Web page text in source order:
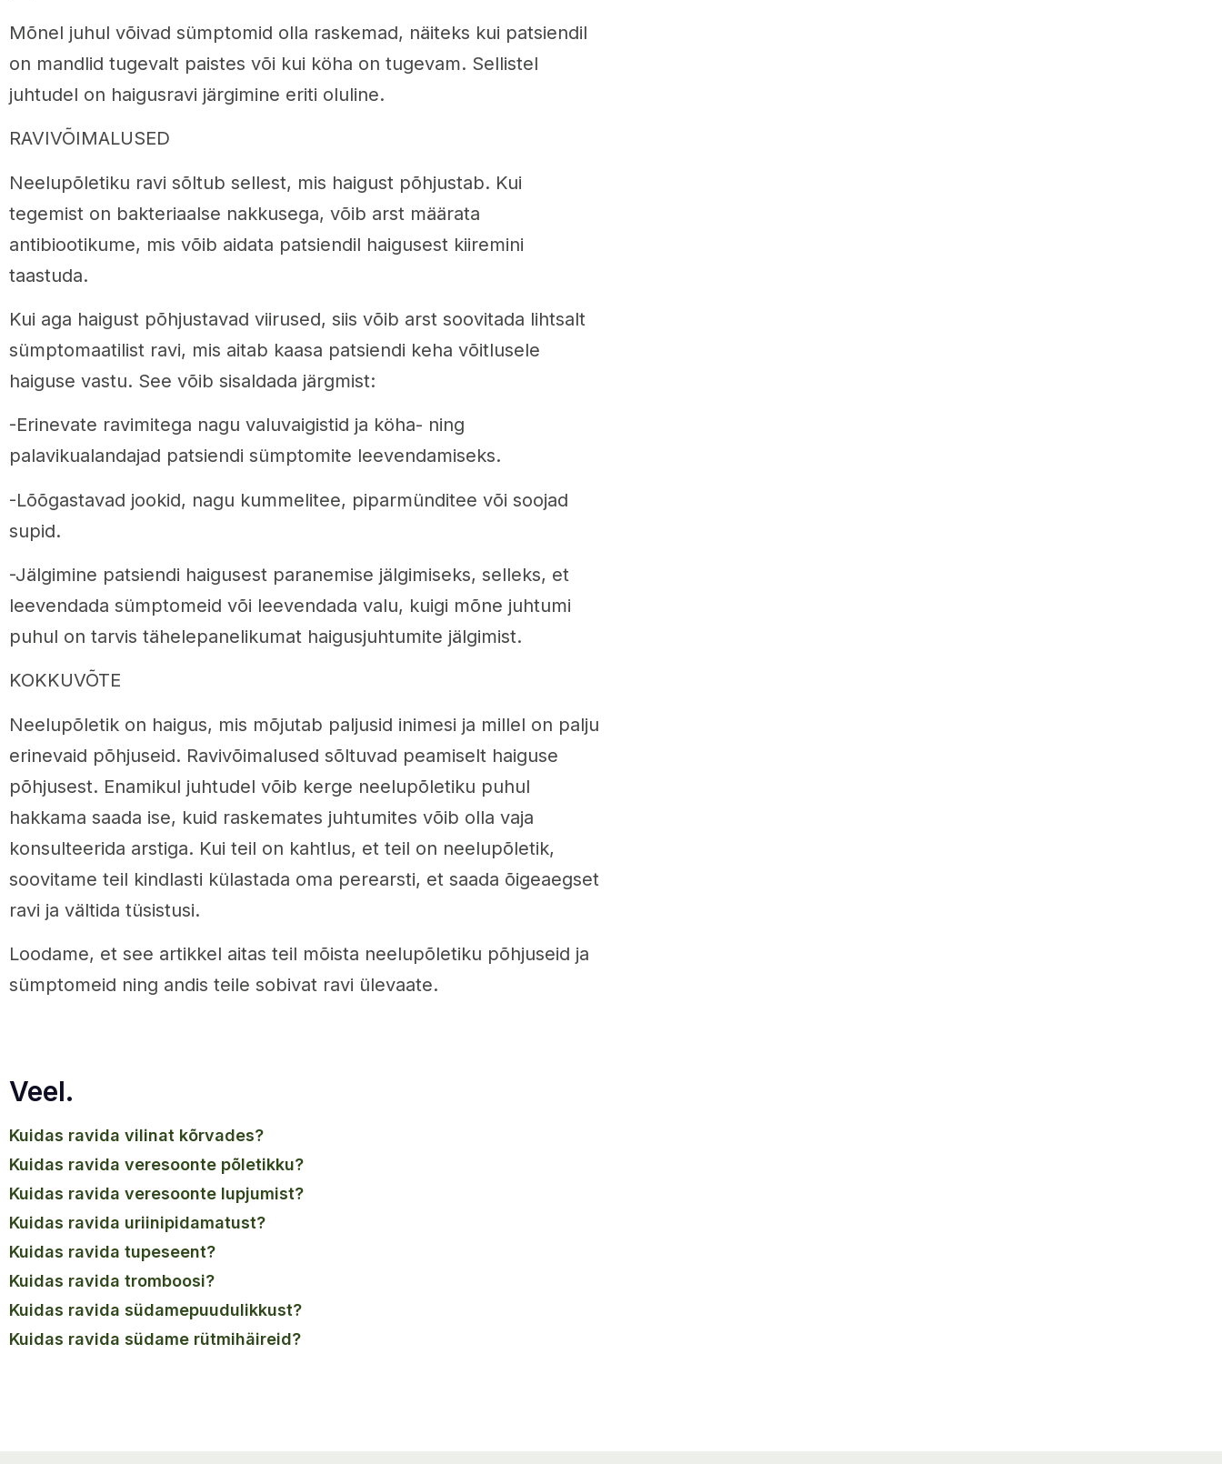
Mõnel juhul võivad sümptomid olla raskemad, näiteks kui patsiendil
on mandlid tugevalt paistes või kui köha on tugevam. Sellistel
juhtudel on haigusravi järgimine eriti oluline.
RAVIVÕIMALUSED
Neelupõletiku ravi sõltub sellest, mis haigust põhjustab. Kui
tegemist on bakteriaalse nakkusega, võib arst määrata
antibiootikume, mis võib aidata patsiendil haigusest kiiremini
taastuda.
Kui aga haigust põhjustavad viirused, siis võib arst soovitada lihtsalt
sümptomaatilist ravi, mis aitab kaasa patsiendi keha võitlusele
haiguse vastu. See võib sisaldada järgmist:
-Erinevate ravimitega nagu valuvaigistid ja köha- ning
palavikualandajad patsiendi sümptomite leevendamiseks.
-Lõõgastavad jookid, nagu kummelitee, piparmünditee või soojad
supid.
-Jälgimine patsiendi haigusest paranemise jälgimiseks, selleks, et
leevendada sümptomeid või leevendada valu, kuigi mõne juhtumi
puhul on tarvis tähelepanelikumat haigusjuhtumite jälgimist.
KOKKUVÕTE
Neelupõletik on haigus, mis mõjutab paljusid inimesi ja millel on palju
erinevaid põhjuseid. Ravivõimalused sõltuvad peamiselt haiguse
põhjusest. Enamikul juhtudel võib kerge neelupõletiku puhul
hakkama saada ise, kuid raskemates juhtumites võib olla vaja
konsulteerida arstiga. Kui teil on kahtlus, et teil on neelupõletik,
soovitame teil kindlasti külastada oma perearsti, et saada õigeaegset
ravi ja vältida tüsistusi.
Loodame, et see artikkel aitas teil mõista neelupõletiku põhjuseid ja
sümptomeid ning andis teile sobivat ravi ülevaate.
Veel.
kuidas ravida vilinat kõrvades?
kuidas ravida veresoonte põletikku?
kuidas ravida veresoonte lupjumist?
kuidas ravida uriinipidamatust?
kuidas ravida tupeseent?
kuidas ravida tromboosi?
kuidas ravida südamepuudulikkust?
kuidas ravida südame rütmihäireid?